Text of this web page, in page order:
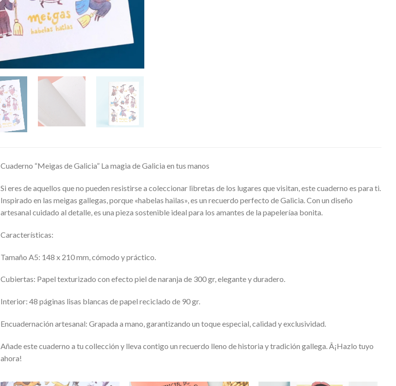
Cuaderno “Meigas de Galicia” La magia de Galicia en tus manos
Si eres de aquellos que no pueden resistirse a coleccionar libretas de los lugares que visitan, este cuaderno es para ti.
Inspirado en las meigas gallegas, porque «habelas hailas», es un recuerdo perfecto de Galicia. Con un diseño
artesanal cuidado al detalle, es una pieza sostenible ideal para los amantes de la papelería­a bonita.
Características:
Tamaño A5: 148 x 210 mm, cómodo y práctico.
Cubiertas: Papel texturizado con efecto piel de naranja de 300 gr, elegante y duradero.
Interior: 48 páginas lisas blancas de papel reciclado de 90 gr.
Encuadernación artesanal: Grapada a mano, garantizando un toque especial, calidad y exclusividad.
Añade este cuaderno a tu collección y lleva contigo un recuerdo lleno de historia y tradición gallega. Â¡Hazlo tuyo
ahora!